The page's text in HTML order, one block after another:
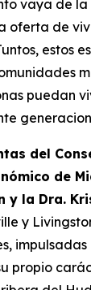
vaya de la
oferta de
estos
puedan
del
de
y la Dra.
y
propio